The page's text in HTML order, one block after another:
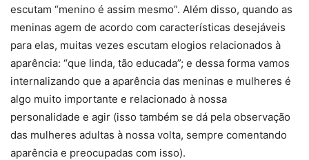
escutam “menino é assim mesmo”. Além disso, quando as
meninas agem de acordo com características desejáveis
para elas, muitas vezes escutam elogios relacionados à
aparência: “que linda, tão educada”; e dessa forma vamos
internalizando que a aparência das meninas e mulheres é
algo muito importante e relacionado à nossa
personalidade e agir (isso também se dá pela observação
das mulheres adultas à nossa volta, sempre comentando
aparência e preocupadas com isso).